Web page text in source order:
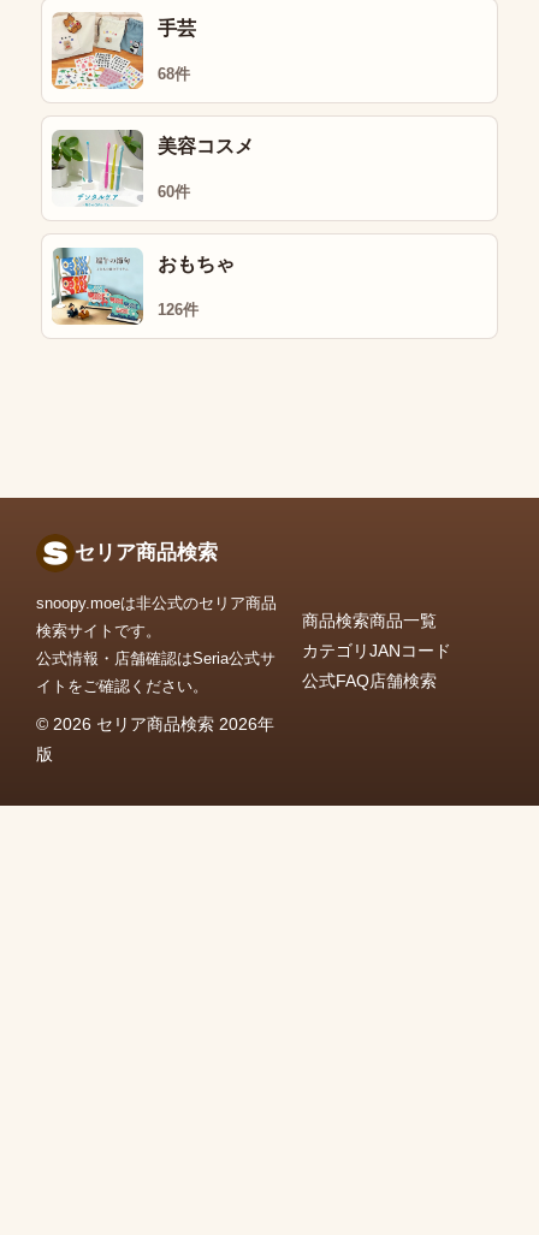
手芸
68件
美容コスメ
60件
おもちゃ
126件
セリア商品検索
snoopy.moeは非公式のセリア商品
検索サイトです。
公式情報・店舗確認はSeria公式サ
イトをご確認ください。
© 2026 セリア商品検索 2026年
版
商品検索商品一覧
カテゴリJANコード
公式FAQ店舗検索